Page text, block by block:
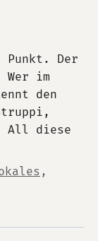
Punkt. Der
im
den
All diese
,